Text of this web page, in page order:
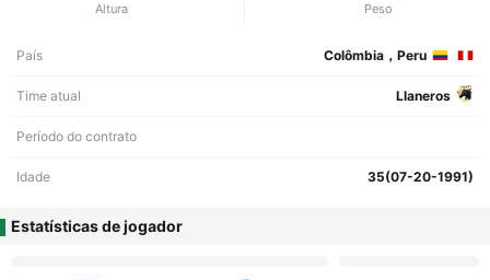
Altura Peso
País Colômbia，Peru
Time atual Llaneros
Período do contrato
Idade 35(07-20-1991)
Estatísticas de jogador